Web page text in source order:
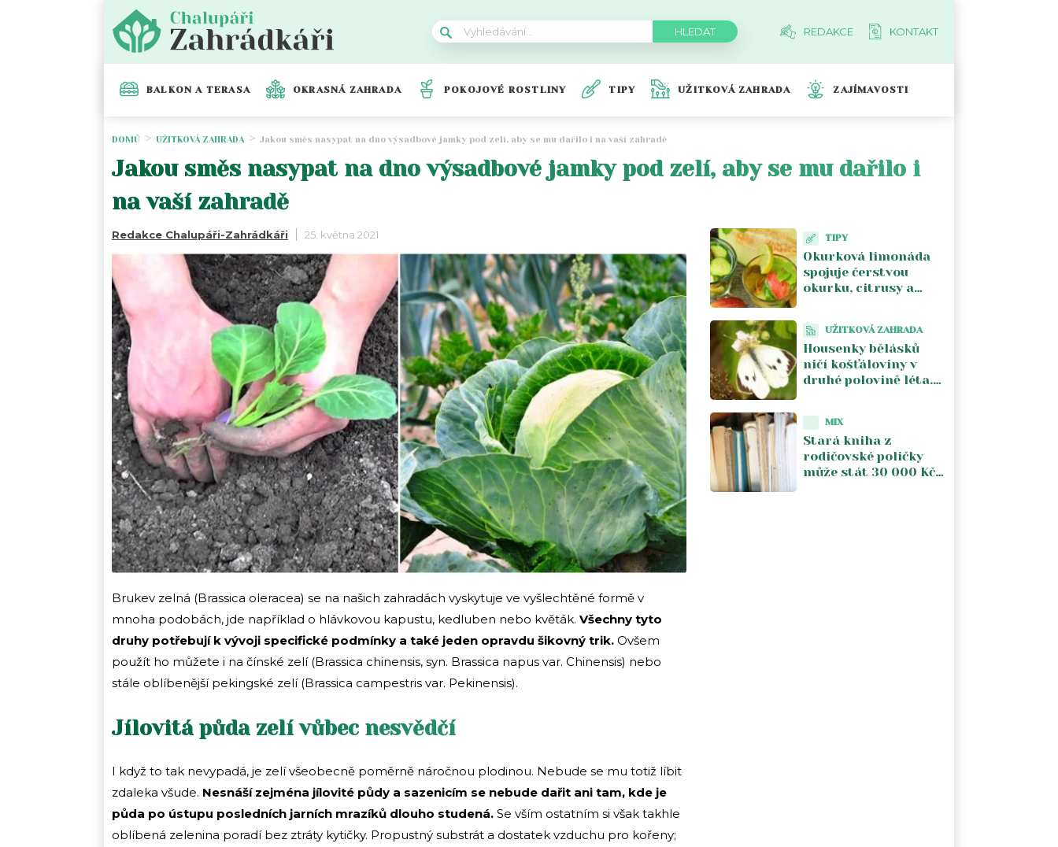
REDAKCE KONTAKT
BALKON A TERASA OKRASNÁ ZAHRADA POKOJOVÉ ROSTLINY TIPY UŽITKOVÁ ZAHRADA ZAJÍMAVOSTI
DOMŮ UŽITKOVÁ ZAHRADA Jakou směs nasypat na dno výsadbové jamky pod zelí, aby se mu dařilo i na vaší zahradě
Jakou směs nasypat na dno výsadbové jamky pod zelí, aby se mu dařilo i
na vaší zahradě
Redakce Chalupáři-Zahrádkáři 25. května 2021
Brukev zelná (Brassica oleracea) se na našich zahradách vyskytuje ve vyšlechtěné formě v
mnoha podobách, jde například o hlávkovou kapustu, kedluben nebo květák. Všechny tyto
druhy potřebují k vývoji specifické podmínky a také jeden opravdu šikovný trik. Ovšem
použít ho můžete i na čínské zelí (Brassica chinensis, syn. Brassica napus var. Chinensis) nebo
stále oblíbenější pekingské zelí (Brassica campestris var. Pekinensis).
Jílovitá půda zelí vůbec nesvědčí
I když to tak nevypadá, je zelí všeobecně poměrně náročnou plodinou. Nebude se mu totiž líbit
zdaleka všude. Nesnáší zejména jílovité půdy a sazenicím se nebude dařit ani tam, kde je
půda po ústupu posledních jarních mrazíků dlouho studená. Se vším ostatním si však takhle
oblíbená zelenina poradí bez ztráty kytičky. Propustný substrát a dostatek vzduchu pro kořeny;
TIPY
Okurková limonáda
spojuje čerstvou
okurku, citrusy a
UŽITKOVÁ ZAHRADA
Housenky bělásků
ničí košťáloviny v
druhé polovině léta.
MIX
Stará kniha z
rodičovské poličky
může stát 30 000 Kč.